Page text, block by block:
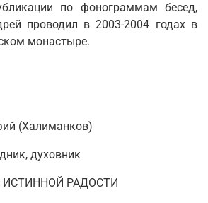
по фонограммам бесед,
проводил в 2003-2004 годах в
монастыре.
(Халиманков)
духовник
ИСТИННОЙ РАДОСТИ